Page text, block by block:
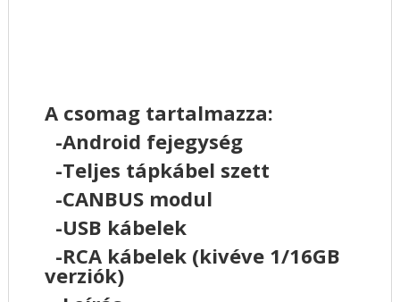
A csomag tartalmazza:
-Android fejegység
-Teljes tápkábel szett
-CANBUS modul
-USB kábelek
-RCA kábelek (kivéve 1/16GB
verziók)